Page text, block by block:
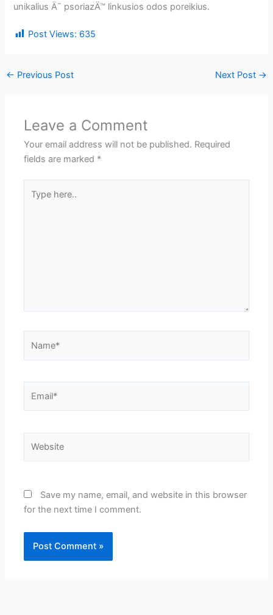
unikalius Ä¯ psoriazÄ™ linkusios odos poreikius.
Post Views: 635
← Previous Post Next Post →
Leave a Comment
Your email address will not be published. Required
fields are marked *
here..
Save my name, email, and website in this browser
for the next time I comment.